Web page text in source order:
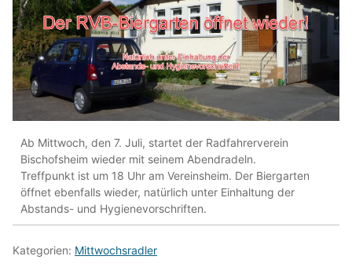
Ab Mittwoch, den 7. Juli, startet der Radfahrerverein
Bischofsheim wieder mit seinem Abendradeln.
Treffpunkt ist um 18 Uhr am Vereinsheim. Der Biergarten
öffnet ebenfalls wieder, natürlich unter Einhaltung der
Abstands- und Hygienevorschriften.
Kategorien: Mittwochsradler